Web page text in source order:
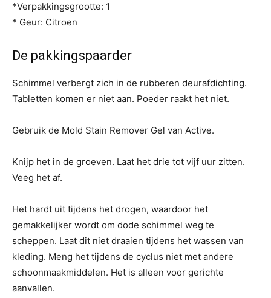
*Verpakkingsgrootte: 1
* Geur: Citroen
De pakkingspaarder
Schimmel verbergt zich in de rubberen deurafdichting.
Tabletten komen er niet aan. Poeder raakt het niet.
Gebruik de Mold Stain Remover Gel van Active.
Knijp het in de groeven. Laat het drie tot vijf uur zitten.
Veeg het af.
Het hardt uit tijdens het drogen, waardoor het
gemakkelijker wordt om dode schimmel weg te
scheppen. Laat dit niet draaien tijdens het wassen van
kleding. Meng het tijdens de cyclus niet met andere
schoonmaakmiddelen. Het is alleen voor gerichte
aanvallen.